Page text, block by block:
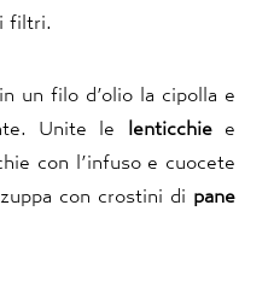
filtri.
un filo d’olio la cipolla e
Unite le lenticchiee
con l’infuso e cuocete
con crostini di pane